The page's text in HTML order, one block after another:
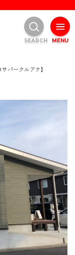
パークルアナ】
MENU
SEARCH